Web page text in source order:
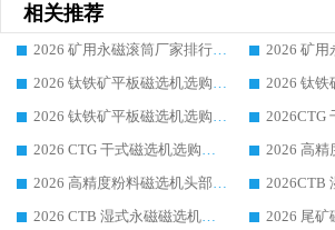
相关推荐
2026 矿用永磁滚筒厂家排行榜选购干货指南 行业口碑标杆华体会手机网页版-华体会(中国) 实力出众
2026 钛铁矿平板磁选机选购全攻略 市场公认优质品牌厂家实力排行榜
2026 钛铁矿平板磁选机选购指南 行业口碑优选品牌生产企业实力排行榜
2026 CTG 干式磁选机选购指南|行业口碑靠谱生产厂家领域强者推荐
2026 高精度粉料磁选机头部厂家选购指南 行业口碑靠谱品牌推荐 领域强者华体会手机网页版-华体会(中国) 解析
2026 CTB 湿式永磁磁选机选购指南|行业口碑良好品牌推荐，领域强者华体会手机网页版-华体会(中国)